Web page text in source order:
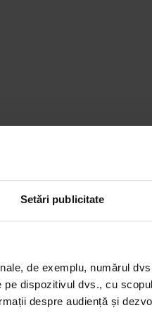
Setări publicitate
de exemplu, numărul
dispozitivul dvs., cu
despre audiență și
un exemplu pentru
copii pe care-i are deja